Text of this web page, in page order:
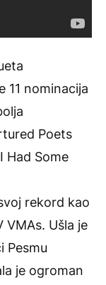
11 nominacija
Poets
Had Some
rekord kao
VMAs. Ušla je
Pesmu
je ogroman